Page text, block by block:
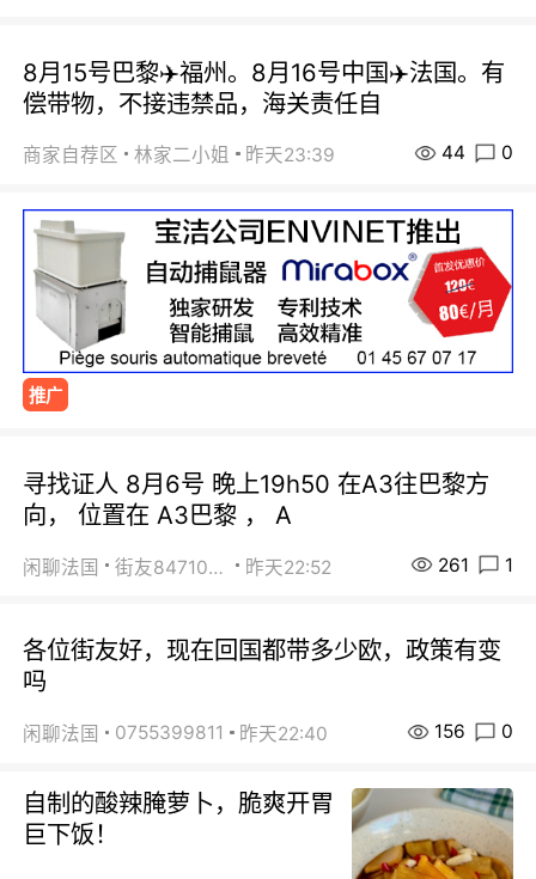
8月15号巴黎✈️福州。8月16号中国✈️法国。有
偿带物，不接违禁品，海关责任自
商家自荐区 林家二小姐 昨天23:39 44 0
推广
寻找证人 8月6号 晚上19h50 在A3往巴黎方
向， 位置在 A3巴黎 ， A
闲聊法国 街友84710671 昨天22:52 261 1
各位街友好，现在回国都带多少欧，政策有变
吗
闲聊法国 0755399811 昨天22:40 156 0
自制的酸辣腌萝卜，脆爽开胃
巨下饭！